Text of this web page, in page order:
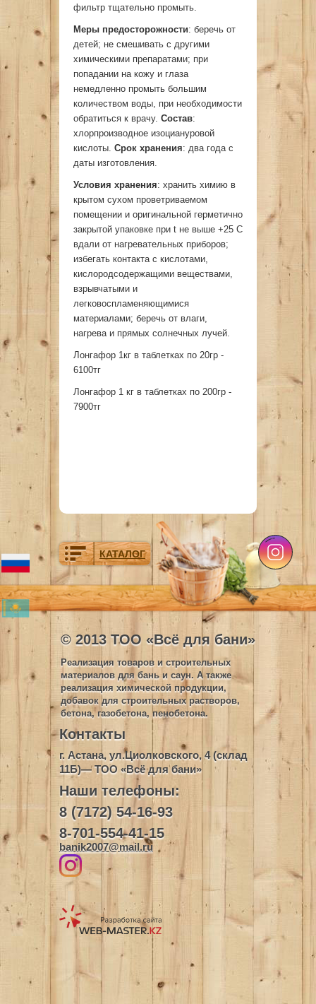
фильтр тщательно промыть.
Меры предосторожности: беречь от
детей; не смешивать с другими
химическими препаратами; при
попадании на кожу и глаза
немедленно промыть большим
количеством воды, при необходимости
обратиться к врачу. Состав:
хлорпроизводное изоциануровой
кислоты. Срок хранения: два года с
даты изготовления.
Условия хранения: хранить химию в
крытом сухом проветриваемом
помещении и оригинальной герметично
закрытой упаковке при t не выше +25 С
вдали от нагревательных приборов;
избегать контакта с кислотами,
кислородсодержащими веществами,
взрывчатыми и
легковоспламеняющимися
материалами; беречь от влаги,
нагрева и прямых солнечных лучей.
Лонгафор 1кг в таблетках по 20гр -
6100тг
Лонгафор 1 кг в таблетках по 200гр -
7900тг
КАТАЛОГ
© 2013 ТОО «Всё для бани»
Реализация товаров и строительных
материалов для бань и саун. А также
реализация химической продукции,
добавок для строительных растворов,
бетона, газобетона, пенобетона.
Контакты
г. Астана, ул.Циолковского, 4 (склад
11Б)— ТОО «Всё для бани»
Наши телефоны:
8 (7172) 54-16-93
8-701-554-41-15
banik2007@mail.ru